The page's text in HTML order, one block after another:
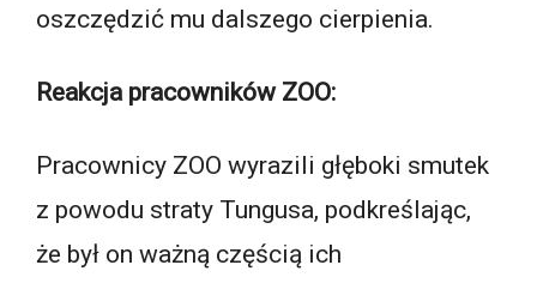
oszczędzić mu dalszego cierpienia.
Reakcja pracowników ZOO:
Pracownicy ZOO wyrazili głęboki smutek
z powodu straty Tungusa, podkreślając,
że był on ważną częścią ich